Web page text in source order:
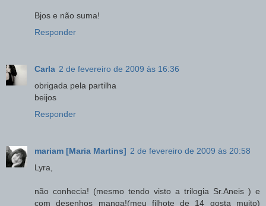
Bjos e não suma!
Responder
Carla 2 de fevereiro de 2009 às 16:36
obrigada pela partilha
beijos
Responder
mariam [Maria Martins] 2 de fevereiro de 2009 às 20:58
Lyra,
não conhecia! (mesmo tendo visto a trilogia Sr.Aneis ) e
com desenhos manga!(meu filhote de 14 gosta muito)